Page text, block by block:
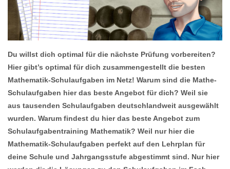
Du willst dich optimal für die nächste Prüfung vorbereiten?
Hier gibt’s optimal für dich zusammengestellt die besten
Mathematik-Schulaufgaben im Netz! Warum sind die Mathe-
Schulaufgaben hier das beste Angebot für dich? Weil sie
aus tausenden Schulaufgaben deutschlandweit ausgewählt
wurden. Warum findest du hier das beste Angebot zum
Schulaufgabentraining Mathematik? Weil nur hier die
Mathematik-Schulaufgaben perfekt auf den Lehrplan für
deine Schule und Jahrgangsstufe abgestimmt sind. Nur hier